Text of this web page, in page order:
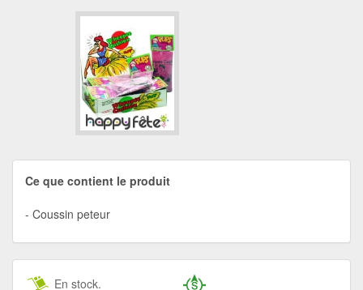
Ce que contient le produit
Coussin peteur
En stock.